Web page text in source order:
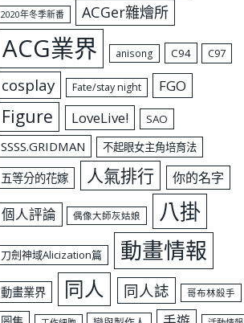
2020年冬季新番 ACGer雜燴所
ACG業界 anisong C94 C97
cosplay Fate/stay night FGO
Figure LoveLive! SAO
SSSS.GRIDMAN 不起眼女主角培育法
五等分的花嫁 人氣排行 你的名字
個人評論 偶像大師灰姑娘 八掛
刀劍神域Alicization篇 動畫情報
動畫業界 同人 同人誌 哥布林殺手